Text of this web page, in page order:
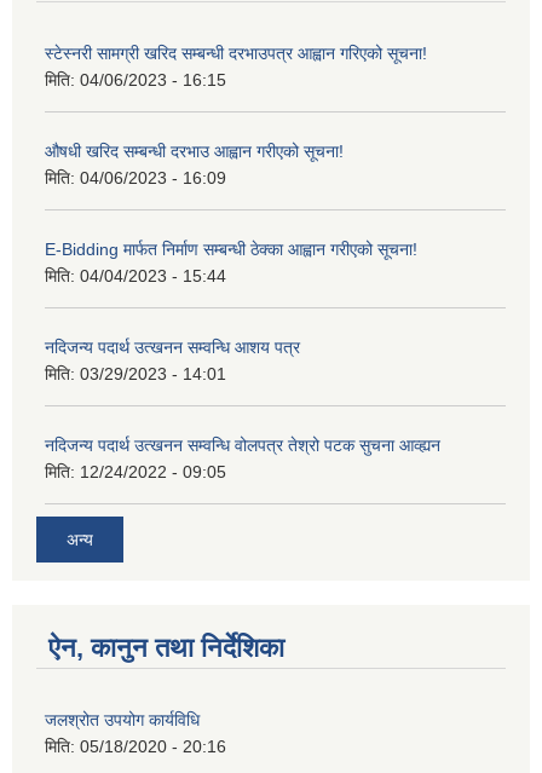
स्टेस्नरी सामग्री खरिद सम्बन्धी दरभाउपत्र आह्वान गरिएको सूचना!
मिति: 04/06/2023 - 16:15
औषधी खरिद सम्बन्धी दरभाउ आह्वान गरीएको सूचना!
मिति: 04/06/2023 - 16:09
E-Bidding मार्फत निर्माण सम्बन्धी ठेक्का आह्वान गरीएको सूचना!
मिति: 04/04/2023 - 15:44
नदिजन्य पदार्थ उत्खनन सम्वन्धि आशय पत्र
मिति: 03/29/2023 - 14:01
नदिजन्य पदार्थ उत्खनन सम्वन्धि वोलपत्र तेश्रो पटक सुचना आव्ह्यन
मिति: 12/24/2022 - 09:05
अन्य
ऐन, कानुन तथा निर्देशिका
जलश्रोत उपयोग कार्यविधि
मिति: 05/18/2020 - 20:16